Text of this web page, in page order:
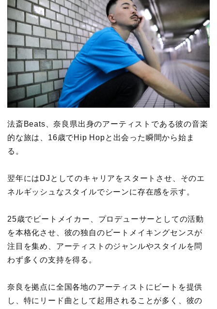
法斎Beats、奈良県出身のアーティストである彼の音楽
的な旅は、16歳でHip Hopと出会った瞬間から始ま
る。
翌年にはDJとしてのキャリアをスタートさせ、そのエ
ネルギッシュなスタイルでシーンに存在感を示す。
25歳でビートメイカー、プロデューサーとしての活動
を本格化させ、彼の独自のビートメイキングセンスが
注目を集め、アーティストのジャンルやスタイルを問
わず多くの支持を得る。
奈良を拠点に全国各地のアーティストにビートを提供
し、特にリード曲として起用されることが多く、彼の